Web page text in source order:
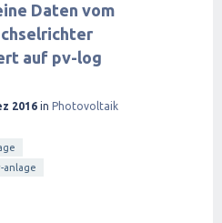
Daten vom
auf pv-log
2016 in Photovoltaik
anlage